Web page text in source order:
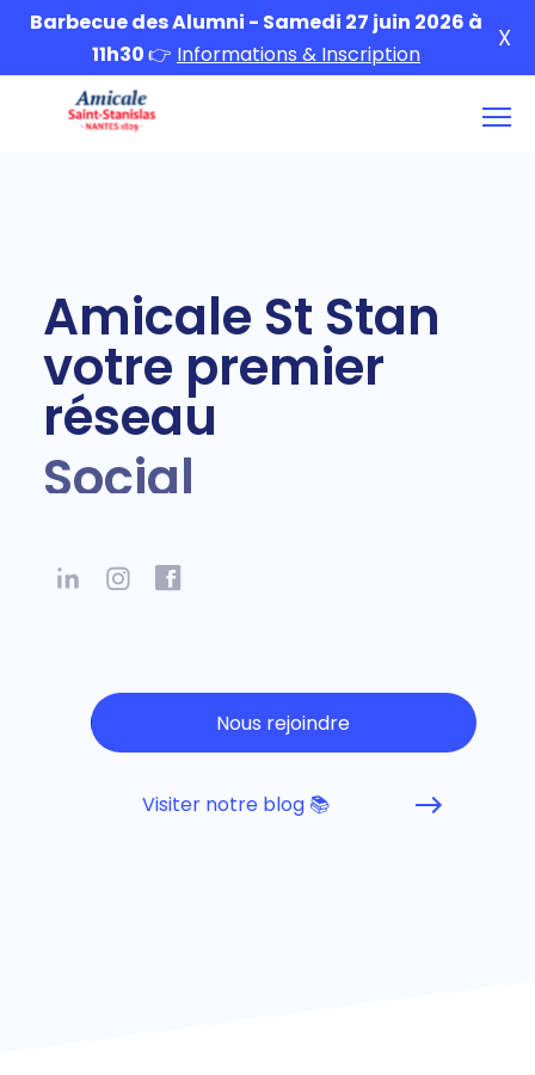
Barbecue des Alumni - Samedi 27 juin 2026 à
11h30👉 Informations & Inscription
X
Amicale St Stan
votre premier
réseau
Nous rejoindre
Visiter notre blog 📚